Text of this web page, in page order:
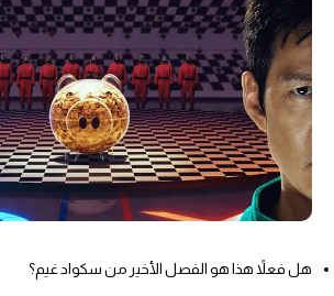
هل فعلاً هذا هو الفصل الأخير من سكواد غيم؟